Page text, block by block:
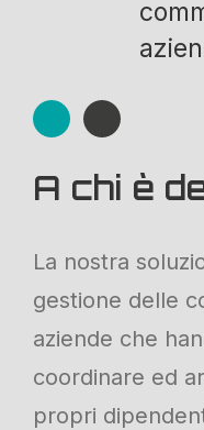
A chi è
La nostra
gestione delle
aziende che
coordinare ed
propri